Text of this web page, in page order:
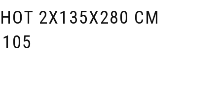
2X135X280 CM